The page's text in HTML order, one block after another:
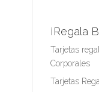
¡Regala
Tarjetas
Corporales
Tarjetas